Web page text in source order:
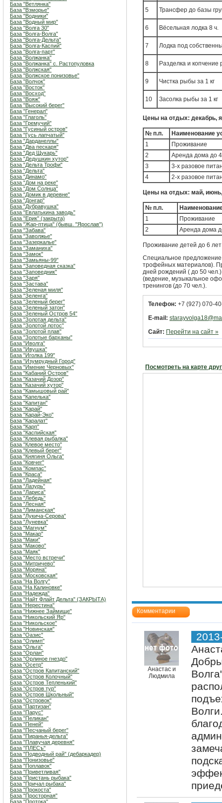
База "Ветлянка"
База "Взморье"
База "Водники"
База "Водный мир"
База "Волга 30"
База "Волга-Волга"
База "Волга-Дельта"
База "Волга-Каспий"
База "Волга-парт"
База "Волжанка"
База "Волжанка" с. Растопуловка
База "Волжская"
База "Волжское понизовье"
База "Волчок"
База "Восток"
База "Восход"
База "Вояж"
База "Высокий берег"
База "Генерал"
База "Глаголь"
База "Гремучий"
База "Гусиный остров"
База "Гусь лапчатый"
База "Дарданеллы"
База "Два пескаря"
База "Дед Щукарь"
База "Дедушкин хутор"
База "Дельта Трофи"
База "Дельта"
База "Динамо"
База "Дом на реке"
База "Дом Солнца"
База "Домик в деревне"
База "Донгар"
База "Дубравушка"
База "Евлатькина заводь"
База "Ерик" (закрыта)
База "Жар-птица" (бывш. "Ярослав")
База "Забава"
База "Заволжье"
База "Зазеркалье"
База "Заманиха"
База "Замок"
База "Замьяны-99"
База "Заповедная сказка"
База "Заповедник"
База "Заря"
База "Застава"
База "Зеленая миля"
База "Зеленга"
База "Зеленый берег"
База "Зеленый затон"
База "Зеленый Остров 54"
База "Золотая дельта"
База "Золотой лотос"
База "Золотой плав"
База "Золотые барханы"
База "Иволга"
База "Ивушка"
База "Иголка 199"
База "Изумрудный Город"
База "Имение Черновых"
База "Кабаний Остров"
База "Казачий Дозор"
База "Казачий хутор"
База "Камышовый рай"
База "Капелька"
База "Капитан"
База "Карай"
База "Карай-Эко"
База "Каралат"
База "Карп"
База "Каспийская"
База "Клевая рыбалка"
База "Клевое место"
База "Клевый берег"
База "Княгиня Ольга"
База "Ковчег"
База "Компас"
База "Краса"
База "Ладейная"
База "Лазурь"
База "Лариса"
База "Лебедь"
База "Лесная"
База "Лиманская"
База "Лукича-Серова"
База "Луневка"
База "Магнум"
База "Макар"
База "Маки"
База "Маково"
База "Маяк"
База "Место встречи"
База "Митричево"
База "Моряна"
База "Московская"
База "На Волгу"
База "На Калиновке"
База "Надежда"
База "Найт Флайт Дельта" (ЗАКРЫТА)
База "Нерестина"
База "Нижнее Займище"
База "Никольский Яр"
База "Никольское"
База "Новинская"
База "Оазис"
База "Олимп"
База "Ольга"
База "Орлан"
База "Орлиное гнездо"
База "Осетр"
База "Остров Капитанский"
База "Остров Колочный"
База "Остров Тепленький"
База "Остров тур"
База "Остров Школьный"
База "Островок"
База "Партизан"
База "Парус"
База "Пеликан"
База "Пеней"
База "Песчаный берег"
База "Пиранья-дельта"
База "Плавучая деревня"
База "ПЛЕСъ"
База "Подводный рай" (дебаркадер)
База "Понизовье"
База "Поплавок"
База "Приветливая"
База "Пристань рыбака"
База "Причал рыбака"
База "Прокоста"
База "Просторная"
База "Протока"
5 Трансфер до базы
6 Вёсельная лодка 8 ч.
7 Лодка под
8 Разделка и копчение
9 Чистка рыбы за 1 кг
10 Засолка рыбы за 1 кг
Цены на отдых: декабрь,
№ п.п.
Наименование
1
Проживание
2
Аренда дома до
3
3-х разовое
4
2-х разовое
Цены на отдых: май, июнь,
№ п.п.
1
Проживание
2
Аренда дома
Проживание детей до 6
Специальное предложение:
трофейных материалов).
дней рождений ( до 50
(ведение, музыкальное
тренингов (до 70 чел.).
Телефон: +7 (927) 070-
E-mail:
Сайт: Перейти на сайт »
Посмотреть на карте
Комментарии
Анастас и
Людмила